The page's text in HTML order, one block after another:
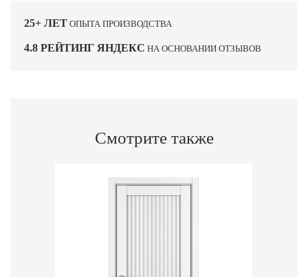
25+ ЛЕТ ОПЫТА ПРОИЗВОДСТВА
4.8 РЕЙТИНГ ЯНДЕКС НА ОСНОВАНИИ ОТЗЫВОВ
Смотрите также